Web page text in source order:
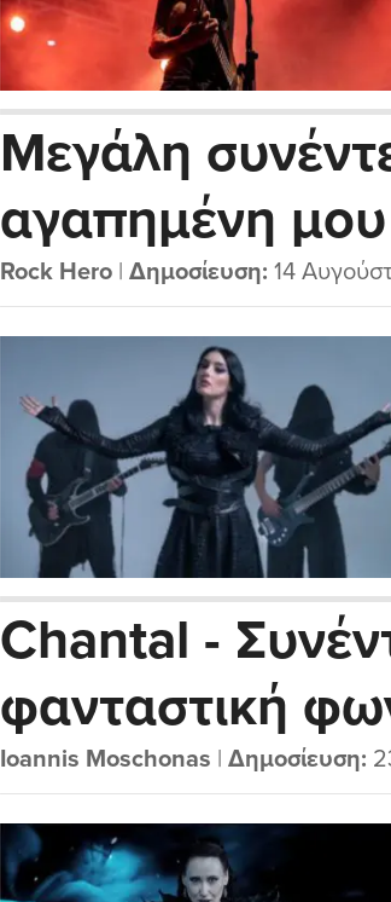
Μεγάλη
αγαπημένη
Darkness
Rock Hero |Δημοσίευση: 14
Chantal -
φανταστική
μέταλ
Ioannis Moschonas |Δημοσίευση: